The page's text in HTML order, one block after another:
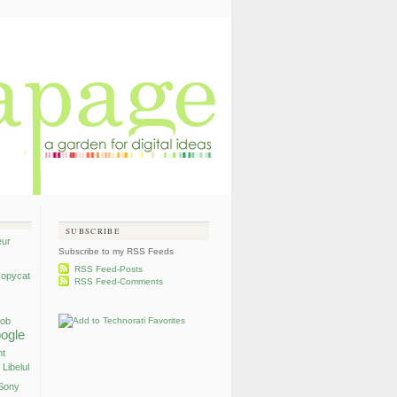
Libelul
SUBSCRIBE
Subscribe to my RSS Feeds
RSS Feed-Posts
RSS Feed-Comments